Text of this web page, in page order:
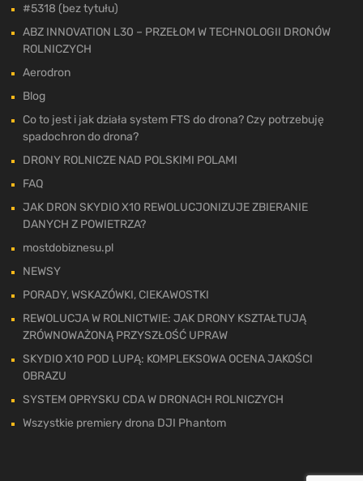
#5318 (bez tytułu)
ABZ INNOVATION L30 – PRZEŁOM W TECHNOLOGII DRONÓW
ROLNICZYCH
Aerodron
Blog
Co to jest i jak działa system FTS do drona? Czy potrzebuję
spadochron do drona?
DRONY ROLNICZE NAD POLSKIMI POLAMI
FAQ
JAK DRON SKYDIO X10 REWOLUCJONIZUJE ZBIERANIE
DANYCH Z POWIETRZA?
mostdobiznesu.pl
NEWSY
PORADY, WSKAZÓWKI, CIEKAWOSTKI
REWOLUCJA W ROLNICTWIE: JAK DRONY KSZTAŁTUJĄ
ZRÓWNOWAŻONĄ PRZYSZŁOŚĆ UPRAW
SKYDIO X10 POD LUPĄ: KOMPLEKSOWA OCENA JAKOŚCI
OBRAZU
SYSTEM OPRYSKU CDA W DRONACH ROLNICZYCH
Wszystkie premiery drona DJI Phantom